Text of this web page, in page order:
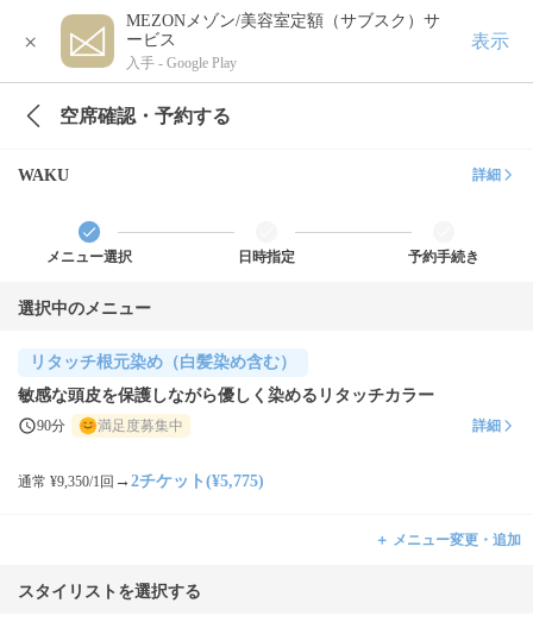
×
MEZONメゾン/美容室定額（サブスク）サ
ービス
入手 - Google Play
表示
空席確認・予約する
WAKU 詳細
メニュー選択 日時指定 予約手続き
選択中のメニュー
リタッチ根元染め（白髪染め含む）
敏感な頭皮を保護しながら優しく染めるリタッチカラー
90分 満足度募集中 詳細
通常 ¥9,350/1回 → 2チケット(¥5,775)
＋ メニュー変更・追加
スタイリストを選択する